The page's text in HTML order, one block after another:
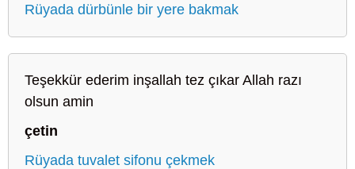
Rüyada dürbünle bir yere bakmak
Teşekkür ederim inşallah tez çıkar Allah razı
olsun amin
çetin
Rüyada tuvalet sifonu çekmek